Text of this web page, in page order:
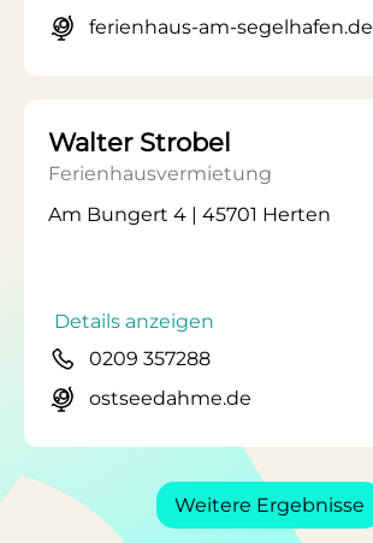
ferienhaus-am-segelhafen.de
Walter Strobel
Ferienhausvermietung
Am Bungert 4 | 45701 Herten
Details anzeigen
0209 357288
ostseedahme.de
Weitere Ergebnisse